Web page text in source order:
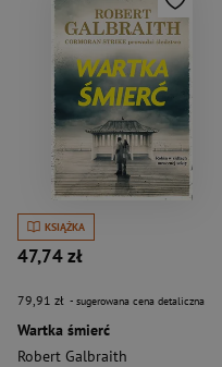
KSIĄŻKA
47,74 zł
79,91 zł - sugerowana cena detaliczna
Wartka śmierć
Robert Galbraith